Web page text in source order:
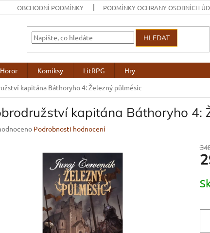
OBCHODNÍ PODMÍNKY PODMÍNKY OCHRANY OSOBNÍCH
HLEDAT
Horor Komiksy LitRPG
Hry
kapitána Báthoryho 4: Železný půlměsíc
kapitána Báthoryho 4:
Podrobnosti hodnocení